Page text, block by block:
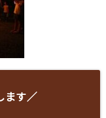
ます／